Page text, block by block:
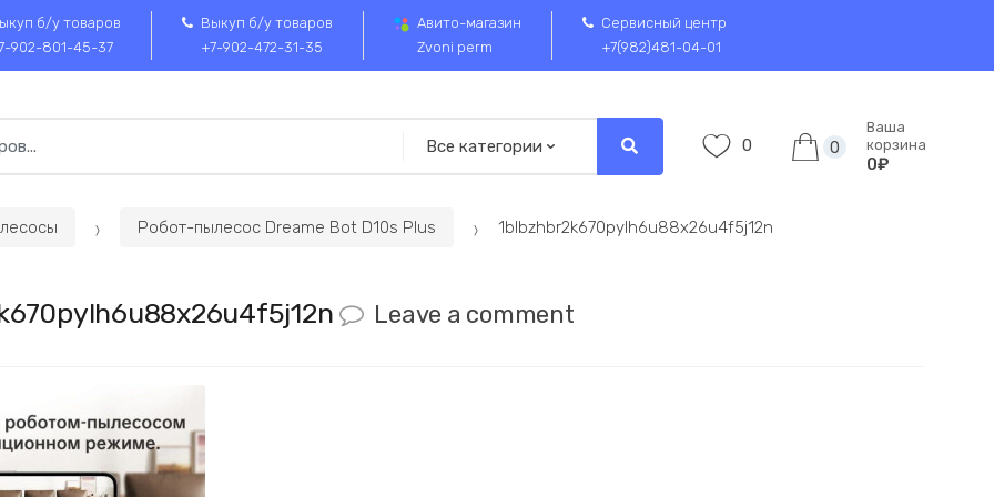
б/у товаров
902-801-45-37
Выкуп б/у товаров
+7-902-472-31-35
Авито-магазин
Zvoni perm
Сервисный центр
+7(982)481-04-01
0 0
Ваша
корзина
0₽
Робот-пылесос Dreame Bot D10s Plus 1blbzhbr2k670pylh6u88x26u4f5j12n
Leave a comment